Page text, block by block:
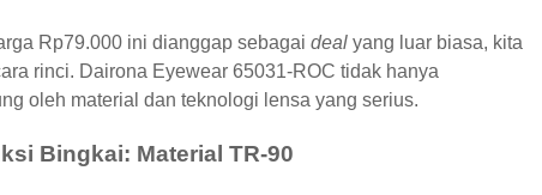
Rp79.000 ini dianggap sebagai deal yang luar biasa, kita
rinci. Dairona Eyewear 65031-ROC tidak hanya
oleh material dan teknologi lensa yang serius.
Bingkai: Material TR-90